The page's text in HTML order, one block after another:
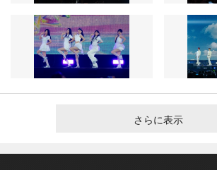
さらに表示